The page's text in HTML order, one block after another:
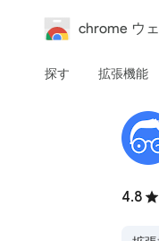
chrome ウ
探す 拡張機能
4.8